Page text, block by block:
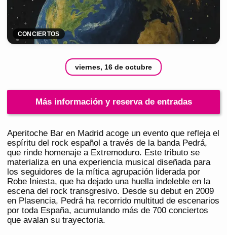
CONCIERTOS
viernes, 16 de octubre
Más información y reserva de entradas
Aperitoche Bar en Madrid acoge un evento que refleja el
espíritu del rock español a través de la banda Pedrá,
que rinde homenaje a Extremoduro. Este tributo se
materializa en una experiencia musical diseñada para
los seguidores de la mítica agrupación liderada por
Robe Iniesta, que ha dejado una huella indeleble en la
escena del rock transgresivo. Desde su debut en 2009
en Plasencia, Pedrá ha recorrido multitud de escenarios
por toda España, acumulando más de 700 conciertos
que avalan su trayectoria.